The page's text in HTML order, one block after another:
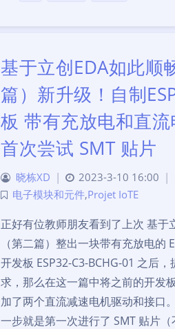
基于立创EDA如此顺
篇）新升级！自制
板 带有充放电和直
首次尝试 SMT 贴片
晓栋XD | 2023-3-10 16:00 |
电子模块和元件,Projet IoTE
正好有位教师朋友看到了上次 基于
（第二篇）整出一块带有充放电的
开发板 ESP32-C3-BCHG-01 之后
求，那么在这一篇中将之前的开发
加了两个直流减速电机驱动和接口
一步就是第一次进行了 SMT 贴片（